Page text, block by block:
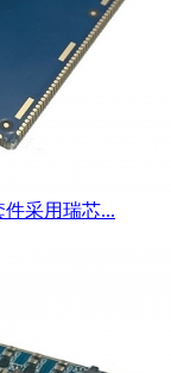
采用瑞芯...